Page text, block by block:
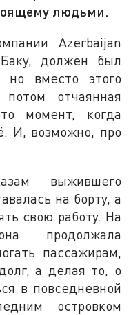
людьми.
Azerbaijan
должен был
но вместо этого
отчаянная
момент, когда
И, возможно, про
выжившего
на борту, а
свою работу. На
продолжала
пассажирам,
а делая то, о
в повседневной
островком